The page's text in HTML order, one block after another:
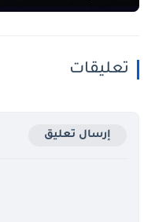
تعليقات
إرسال تعليق